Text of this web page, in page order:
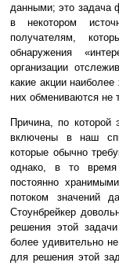
данными; это задача
в некотором
получателям,
обнаружения
организации
какие акции
них обмениваются не
Причина, по которой
включены в наш
которые обычно
однако, в то
постоянно
потоком значений
Стоунбрейкер
решения этой
более удивительно
для решения этой